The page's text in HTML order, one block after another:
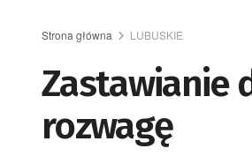
Strona główna LUBUSKIE
Zastawianie
rozwagę